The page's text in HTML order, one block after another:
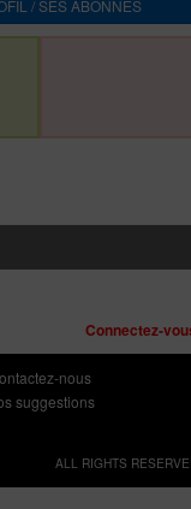
/ SES ABONNES
Connectez-
nous
suggestions
ALL RIGHTS